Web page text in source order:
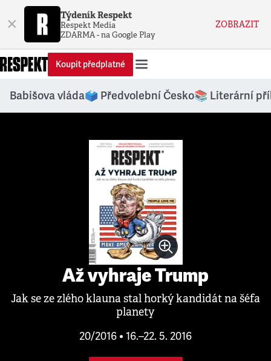
× Týdeník Respekt
Respekt Media
ZDARMA - na Google Play
ZOBRAZIT
Koupit předplatné
Babišova vláda🗳️ Předvolební Česko📚 Literární
20/2016 • 16.–22. 5. 2016
Až vyhraje Trump
Jak se ze zlého klauna stal horký kandidát na šéfa
planety